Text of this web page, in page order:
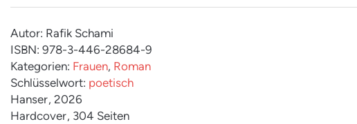
Autor: Rafik Schami
ISBN: 978-3-446-28684-9
Kategorien: Frauen, Roman
Schlüsselwort: poetisch
Hanser, 2026
Hardcover, 304 Seiten